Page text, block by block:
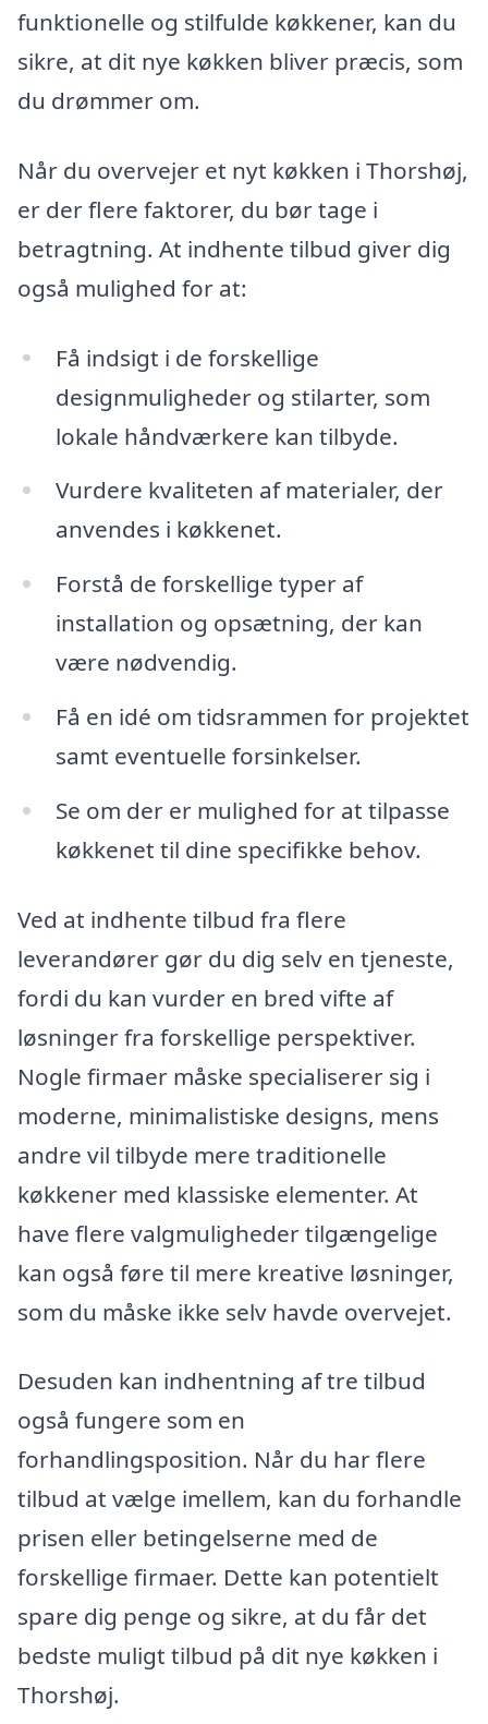
funktionelle og stilfulde køkkener, kan du
sikre, at dit nye køkken bliver præcis, som
du drømmer om.
Når du overvejer et nyt køkken i Thorshøj,
er der flere faktorer, du bør tage i
betragtning. At indhente tilbud giver dig
også mulighed for at:
Få indsigt i de forskellige
designmuligheder og stilarter, som
lokale håndværkere kan tilbyde.
Vurdere kvaliteten af materialer, der
anvendes i køkkenet.
Forstå de forskellige typer af
installation og opsætning, der kan
være nødvendig.
Få en idé om tidsrammen for projektet
samt eventuelle forsinkelser.
Se om der er mulighed for at tilpasse
køkkenet til dine specifikke behov.
Ved at indhente tilbud fra flere
leverandører gør du dig selv en tjeneste,
fordi du kan vurder en bred vifte af
løsninger fra forskellige perspektiver.
Nogle firmaer måske specialiserer sig i
moderne, minimalistiske designs, mens
andre vil tilbyde mere traditionelle
køkkener med klassiske elementer. At
have flere valgmuligheder tilgængelige
kan også føre til mere kreative løsninger,
som du måske ikke selv havde overvejet.
Desuden kan indhentning af tre tilbud
også fungere som en
forhandlingsposition. Når du har flere
tilbud at vælge imellem, kan du forhandle
prisen eller betingelserne med de
forskellige firmaer. Dette kan potentielt
spare dig penge og sikre, at du får det
bedste muligt tilbud på dit nye køkken i
Thorshøj.